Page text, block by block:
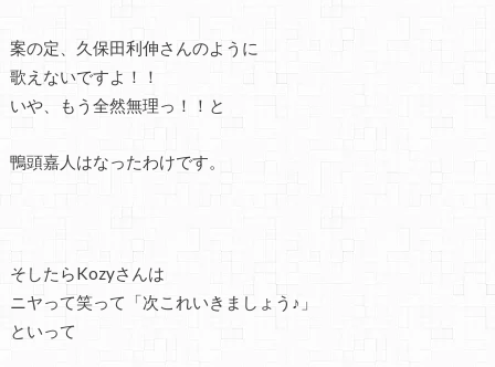
案の定、久保田利伸さんのように
歌えないですよ！！
いや、もう全然無理っ！！と
鴨頭嘉人はなったわけです。
そしたらKozyさんは
ニヤって笑って「次これいきましょう♪」
といって